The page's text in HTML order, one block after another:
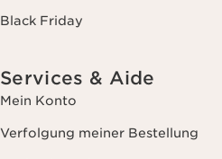
Black Friday
Services & Aide
Mein Konto
Verfolgung meiner Bestellung